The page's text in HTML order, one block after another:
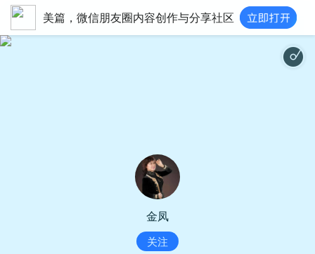
美篇，微信朋友圈内容创作与分享社区
金凤
关注